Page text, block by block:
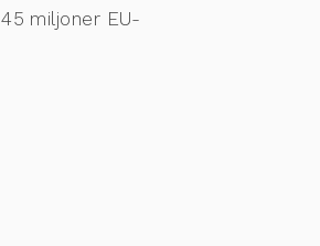
miljoner EU-